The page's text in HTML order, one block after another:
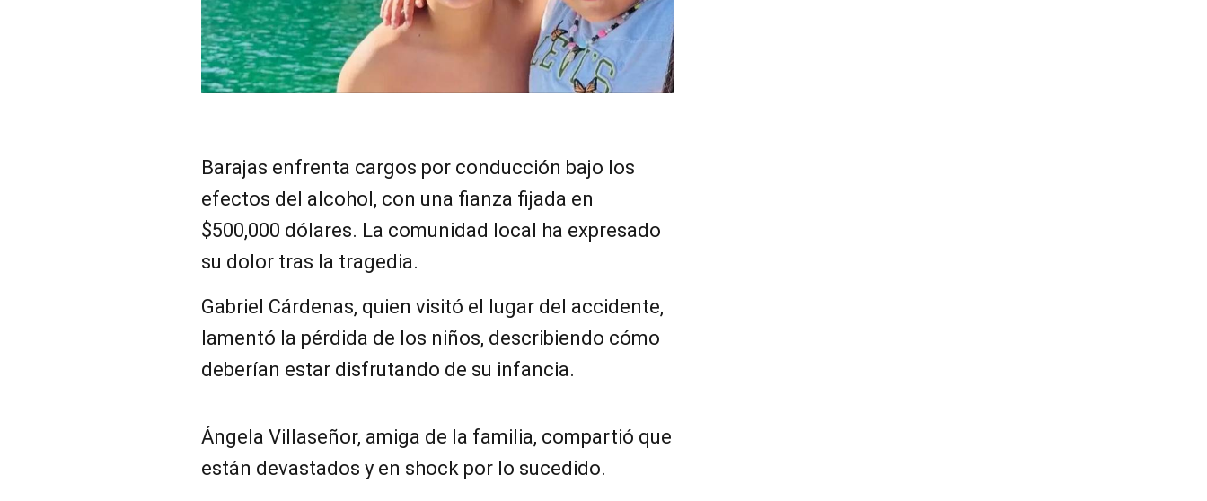
Barajas enfrenta cargos por conducción bajo los
efectos del alcohol, con una fianza fijada en
$500,000 dólares. La comunidad local ha expresado
su dolor tras la tragedia.
Gabriel Cárdenas, quien visitó el lugar del accidente,
lamentó la pérdida de los niños, describiendo cómo
deberían estar disfrutando de su infancia.
Ángela Villaseñor, amiga de la familia, compartió que
están devastados y en shock por lo sucedido.